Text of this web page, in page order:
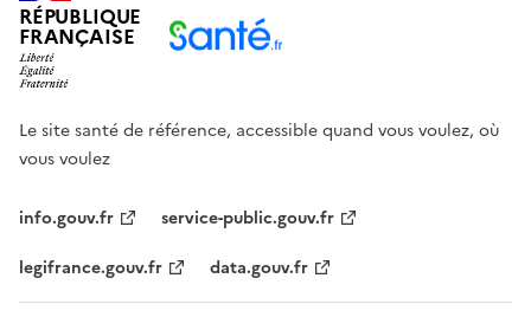
RÉPUBLIQUE
FRANÇAISE
Le site santé de référence, accessible quand vous voulez, où
vous voulez
info.gouv.fr
service-public.gouv.fr
legifrance.gouv.fr
data.gouv.fr